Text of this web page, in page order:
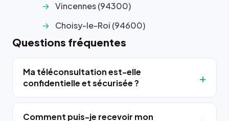
Vincennes (94300)
Choisy-le-Roi (94600)
Questions fréquentes
Ma téléconsultation est-elle
confidentielle et sécurisée ?
Comment puis-je recevoir mon